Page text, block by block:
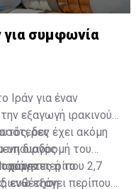
για συμφωνία
Ιράν για έναν
εξαγωγή ιρακινού
δεν έχει ακόμη
υπουργός
διαδρομή του
ή το
περίπου 2,7
ενώ εξάγει περίπου